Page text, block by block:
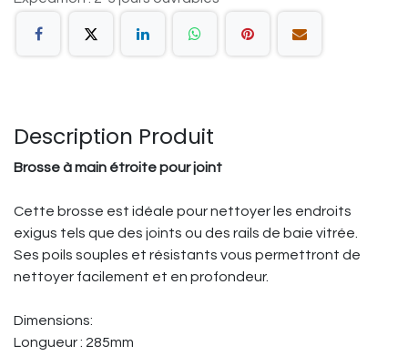
Description Produit
Brosse à main étroite pour joint
Cette brosse est idéale pour nettoyer les endroits
exigus tels que des joints ou des rails de baie vitrée.
Ses poils souples et résistants vous permettront de
nettoyer facilement et en profondeur.
Dimensions:
Longueur : 285mm